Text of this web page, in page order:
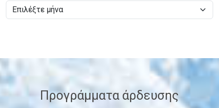
Προγράμματα άρδευσης